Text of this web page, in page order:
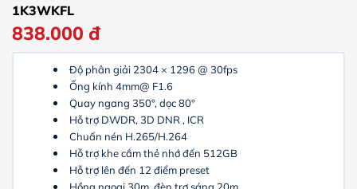
1K3WKFL
838.000 đ
Độ phân giải 2304 × 1296 @ 30fps
Ống kính 4mm@ F1.6
Quay ngang 350°, dọc 80°
Hỗ trợ DWDR, 3D DNR , ICR
Chuấn nén H.265/H.264
Hỗ trợ khe cắm thẻ nhớ đến 512GB
Hỗ trợ lên đến 12 điểm preset